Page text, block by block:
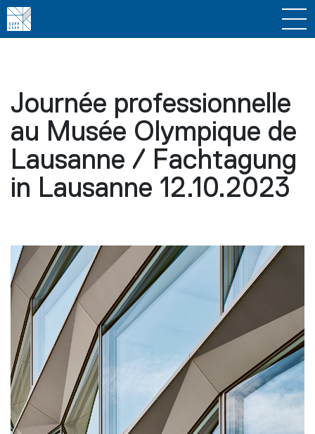
Journée professionnelle
au Musée Olympique de
Lausanne / Fachtagung
in Lausanne 12.10.2023